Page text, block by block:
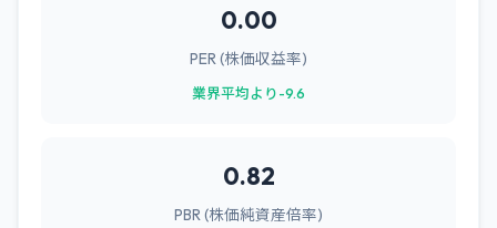
0.00
PER (株価収益率)
業界平均より-9.6
0.82
PBR (株価純資産倍率)